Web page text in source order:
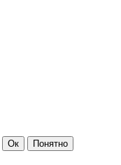
Ок
Понятно